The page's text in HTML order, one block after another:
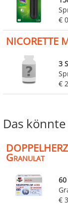
€
NICORETTE
3
€
Das
Granulat
60
€